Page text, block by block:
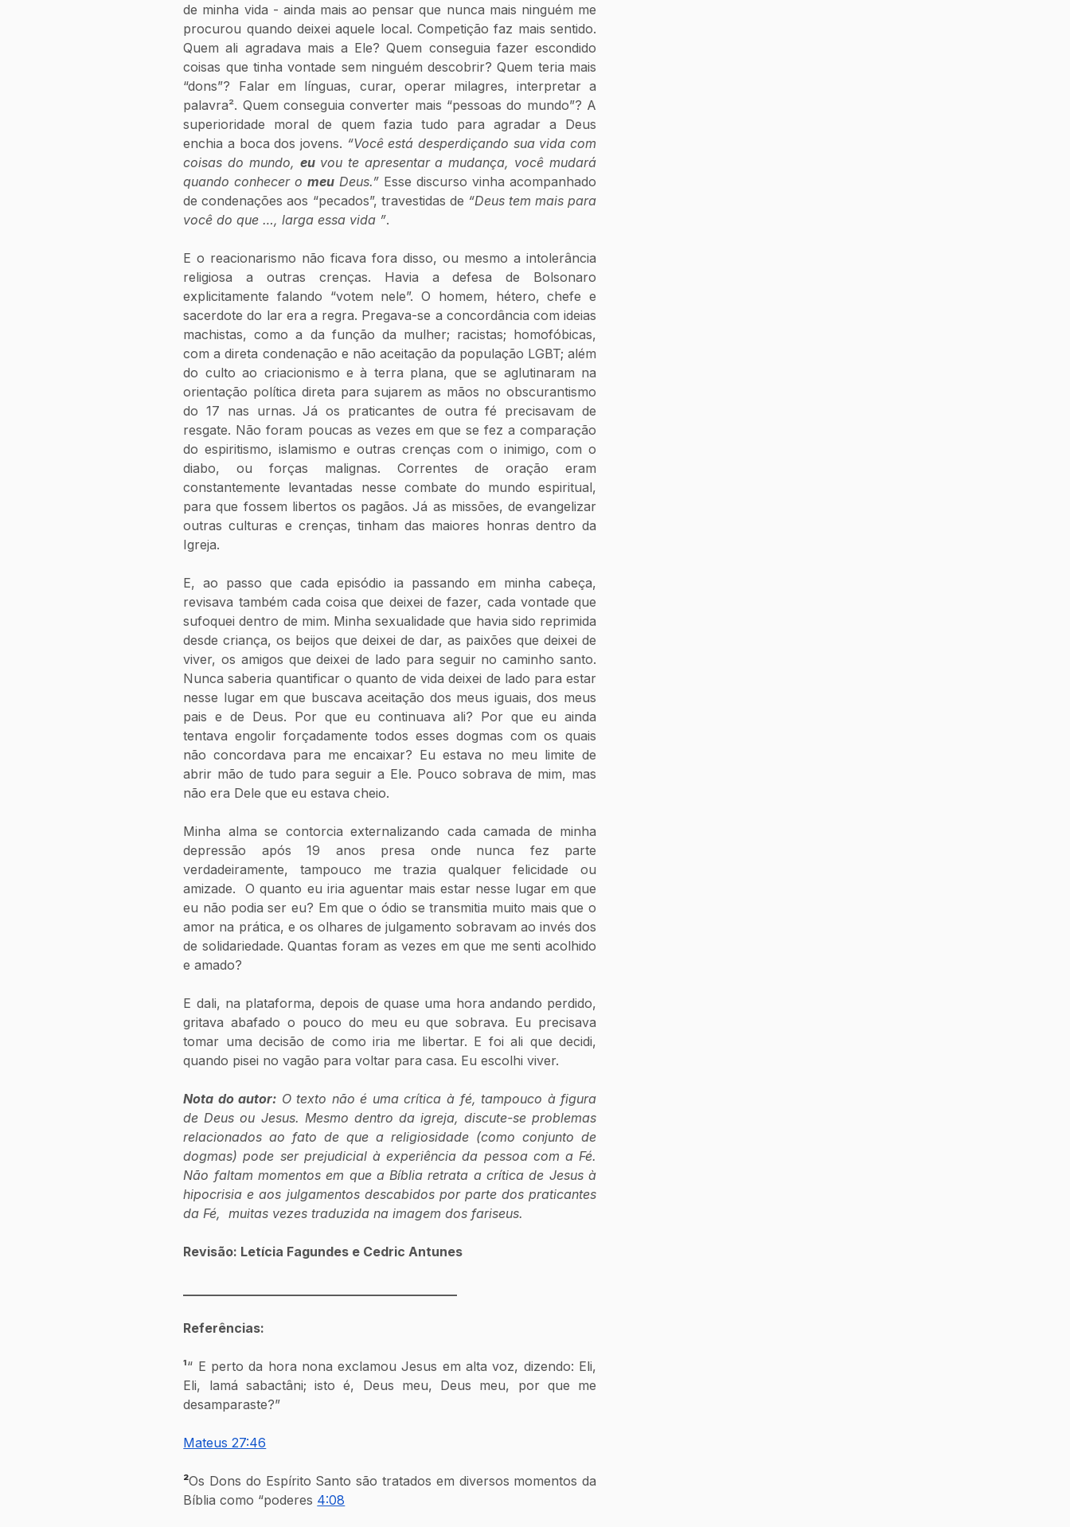
de minha vida - ainda mais ao pensar que nunca mais ninguém me
procurou quando deixei aquele local. Competição faz mais sentido.
Quem ali agradava mais a Ele? Quem conseguia fazer escondido
coisas que tinha vontade sem ninguém descobrir? Quem teria mais
“dons”? Falar em línguas, curar, operar milagres, interpretar a
palavra². Quem conseguia converter mais “pessoas do mundo”? A
superioridade moral de quem fazia tudo para agradar a Deus
enchia a boca dos jovens. “Você está desperdiçando sua vida com
coisas do mundo, eu vou te apresentar a mudança, você mudará
quando conhecer o meu Deus.” Esse discurso vinha acompanhado
de condenações aos “pecados”, travestidas de “Deus tem mais para
você do que …, larga essa vida ”.
E o reacionarismo não ficava fora disso, ou mesmo a intolerância
religiosa a outras crenças. Havia a defesa de Bolsonaro
explicitamente falando “votem nele”. O homem, hétero, chefe e
sacerdote do lar era a regra. Pregava-se a concordância com ideias
machistas, como a da função da mulher; racistas; homofóbicas,
com a direta condenação e não aceitação da população LGBT; além
do culto ao criacionismo e à terra plana, que se aglutinaram na
orientação política direta para sujarem as mãos no obscurantismo
do 17 nas urnas. Já os praticantes de outra fé precisavam de
resgate. Não foram poucas as vezes em que se fez a comparação
do espiritismo, islamismo e outras crenças com o inimigo, com o
diabo, ou forças malignas. Correntes de oração eram
constantemente levantadas nesse combate do mundo espiritual,
para que fossem libertos os pagãos. Já as missões, de evangelizar
outras culturas e crenças, tinham das maiores honras dentro da
Igreja.
E, ao passo que cada episódio ia passando em minha cabeça,
revisava também cada coisa que deixei de fazer, cada vontade que
sufoquei dentro de mim. Minha sexualidade que havia sido reprimida
desde criança, os beijos que deixei de dar, as paixões que deixei de
viver, os amigos que deixei de lado para seguir no caminho santo.
Nunca saberia quantificar o quanto de vida deixei de lado para estar
nesse lugar em que buscava aceitação dos meus iguais, dos meus
pais e de Deus. Por que eu continuava ali? Por que eu ainda
tentava engolir forçadamente todos esses dogmas com os quais
não concordava para me encaixar? Eu estava no meu limite de
abrir mão de tudo para seguir a Ele. Pouco sobrava de mim, mas
não era Dele que eu estava cheio.
Minha alma se contorcia externalizando cada camada de minha
depressão após 19 anos presa onde nunca fez parte
verdadeiramente, tampouco me trazia qualquer felicidade ou
amizade.  O quanto eu iria aguentar mais estar nesse lugar em que
eu não podia ser eu? Em que o ódio se transmitia muito mais que o
amor na prática, e os olhares de julgamento sobravam ao invés dos
de solidariedade. Quantas foram as vezes em que me senti acolhido
e amado?
E dali, na plataforma, depois de quase uma hora andando perdido,
gritava abafado o pouco do meu eu que sobrava. Eu precisava
tomar uma decisão de como iria me libertar. E foi ali que decidi,
quando pisei no vagão para voltar para casa. Eu escolhi viver.
Nota do autor: O texto não é uma crítica à fé, tampouco à figura
de Deus ou Jesus. Mesmo dentro da igreja, discute-se problemas
relacionados ao fato de que a religiosidade (como conjunto de
dogmas) pode ser prejudicial à experiência da pessoa com a Fé.
Não faltam momentos em que a Bíblia retrata a crítica de Jesus à
hipocrisia e aos julgamentos descabidos por parte dos praticantes
da Fé,  muitas vezes traduzida na imagem dos fariseus.
Revisão: Letícia Fagundes e Cedric Antunes
Referências:
¹“ E perto da hora nona exclamou Jesus em alta voz, dizendo: Eli,
Eli, lamá sabactâni; isto é, Deus meu, Deus meu, por que me
desamparaste?”
Mateus 27:46
²Os Dons do Espírito Santo são tratados em diversos momentos da
Bíblia como “poderes 4:08